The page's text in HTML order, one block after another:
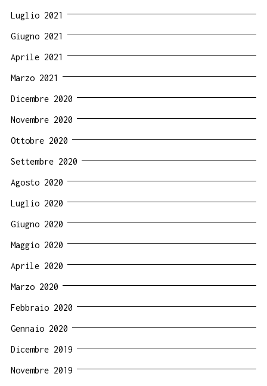
Luglio 2021
Giugno 2021
Aprile 2021
Marzo 2021
Dicembre 2020
Novembre 2020
Ottobre 2020
Settembre 2020
Agosto 2020
Luglio 2020
Giugno 2020
Maggio 2020
Aprile 2020
Marzo 2020
Febbraio 2020
Gennaio 2020
Dicembre 2019
Novembre 2019